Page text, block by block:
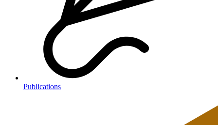
Publications